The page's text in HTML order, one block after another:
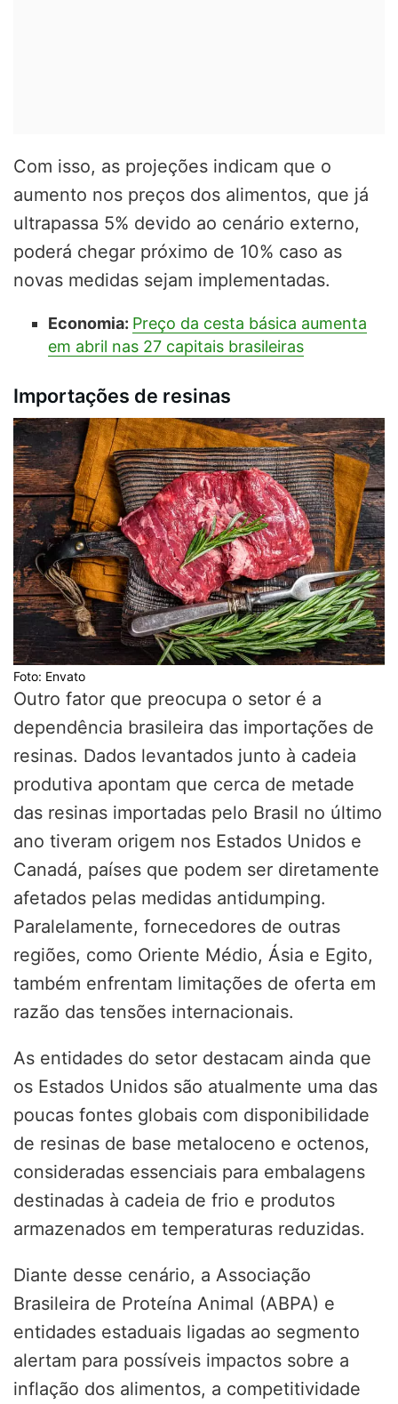
Com isso, as projeções indicam que o
aumento nos preços dos alimentos, que já
ultrapassa 5% devido ao cenário externo,
poderá chegar próximo de 10% caso as
novas medidas sejam implementadas.
Economia: Preço da cesta básica aumenta
em abril nas 27 capitais brasileiras
Importações de resinas
Foto: Envato
Outro fator que preocupa o setor é a
dependência brasileira das importações de
resinas. Dados levantados junto à cadeia
produtiva apontam que cerca de metade
das resinas importadas pelo Brasil no último
ano tiveram origem nos Estados Unidos e
Canadá, países que podem ser diretamente
afetados pelas medidas antidumping.
Paralelamente, fornecedores de outras
regiões, como Oriente Médio, Ásia e Egito,
também enfrentam limitações de oferta em
razão das tensões internacionais.
As entidades do setor destacam ainda que
os Estados Unidos são atualmente uma das
poucas fontes globais com disponibilidade
de resinas de base metaloceno e octenos,
consideradas essenciais para embalagens
destinadas à cadeia de frio e produtos
armazenados em temperaturas reduzidas.
Diante desse cenário, a Associação
Brasileira de Proteína Animal (ABPA) e
entidades estaduais ligadas ao segmento
alertam para possíveis impactos sobre a
inflação dos alimentos, a competitividade